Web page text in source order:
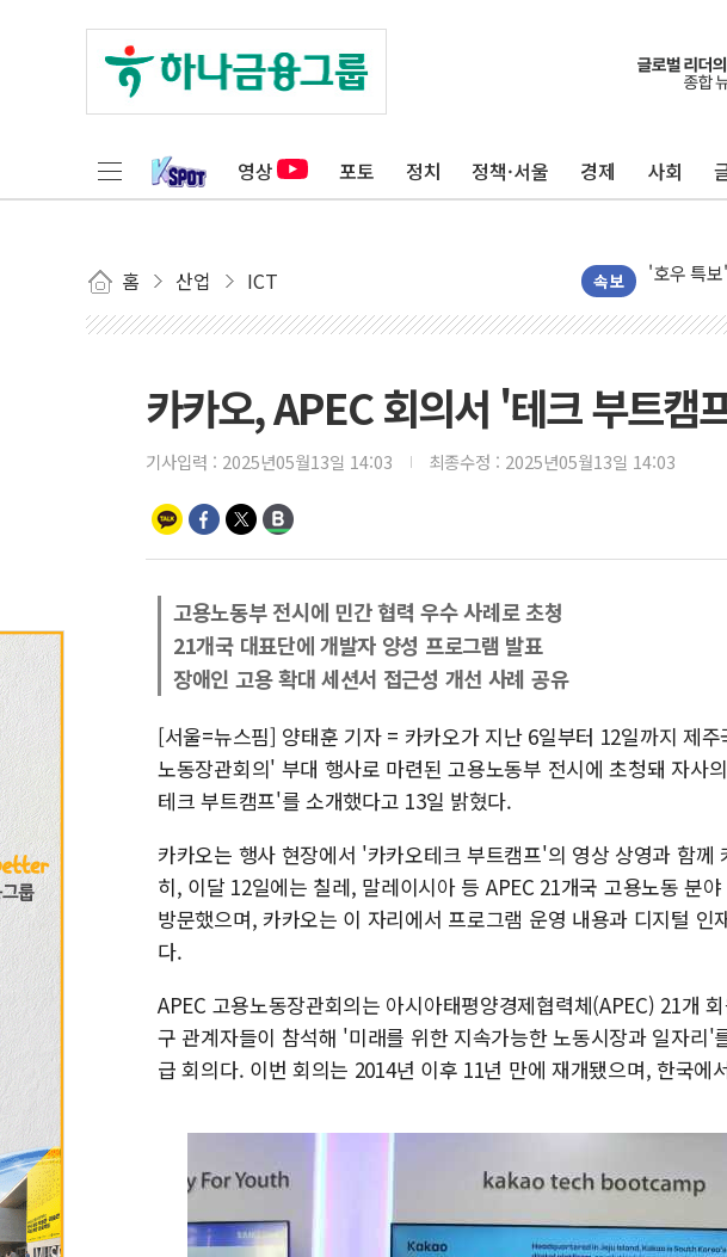
영상 포토 정치 정책·서울 경제 사회
홈 산업 ICT 속보
李대통령,
주말 무
오세훈 "
10월 보완
민주당,
한상협,
뉴욕증
트럼프,
유럽증시,
이란 핵심
美 고용
뉴욕증시
[종합] 美
카카오, APEC 회의서 '테크 부트캠
기사입력 : 2025년05월13일 14:03 최종수정 : 2025년05월13일 14:03
고용노동부 전시에 민간 협력 우수 사례로 초청
21개국 대표단에 개발자 양성 프로그램 발표
장애인 고용 확대 세션서 접근성 개선 사례 공유
[서울=뉴스핌] 양태훈 기자 = 카카오가 지난 6일부터 12일까지 제
노동장관회의' 부대 행사로 마련된 고용노동부 전시에 초청돼 자사
테크 부트캠프'를 소개했다고 13일 밝혔다.
카카오는 행사 현장에서 '카카오테크 부트캠프'의 영상 상영과 함께
히, 이달 12일에는 칠레, 말레이시아 등 APEC 21개국 고용노동 분
방문했으며, 카카오는 이 자리에서 프로그램 운영 내용과 디지털
다.
APEC 고용노동장관회의는 아시아태평양경제협력체(APEC) 21개
구 관계자들이 참석해 '미래를 위한 지속가능한 노동시장과 일자리'
급 회의다. 이번 회의는 2014년 이후 11년 만에 재개됐으며, 한국에